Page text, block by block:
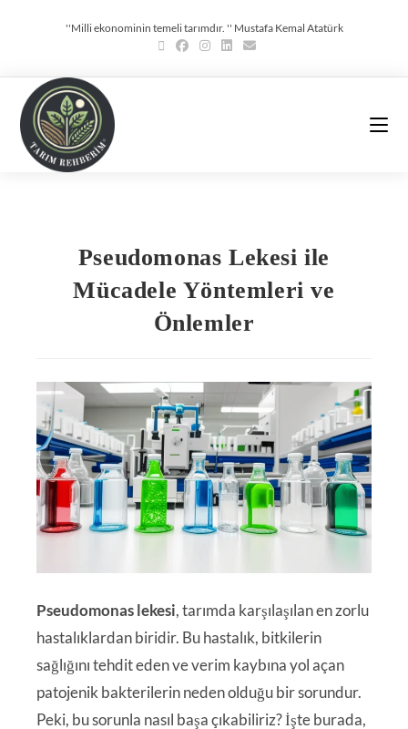
''Milli ekonominin temeli tarımdır. '' Mustafa Kemal Atatürk
Pseudomonas Lekesi ile
Mücadele Yöntemleri ve
Önlemler
Pseudomonas lekesi, tarımda karşılaşılan en zorlu
hastalıklardan biridir. Bu hastalık, bitkilerin
sağlığını tehdit eden ve verim kaybına yol açan
patojenik bakterilerin neden olduğu bir sorundur.
Peki, bu sorunla nasıl başa çıkabiliriz? İşte burada,